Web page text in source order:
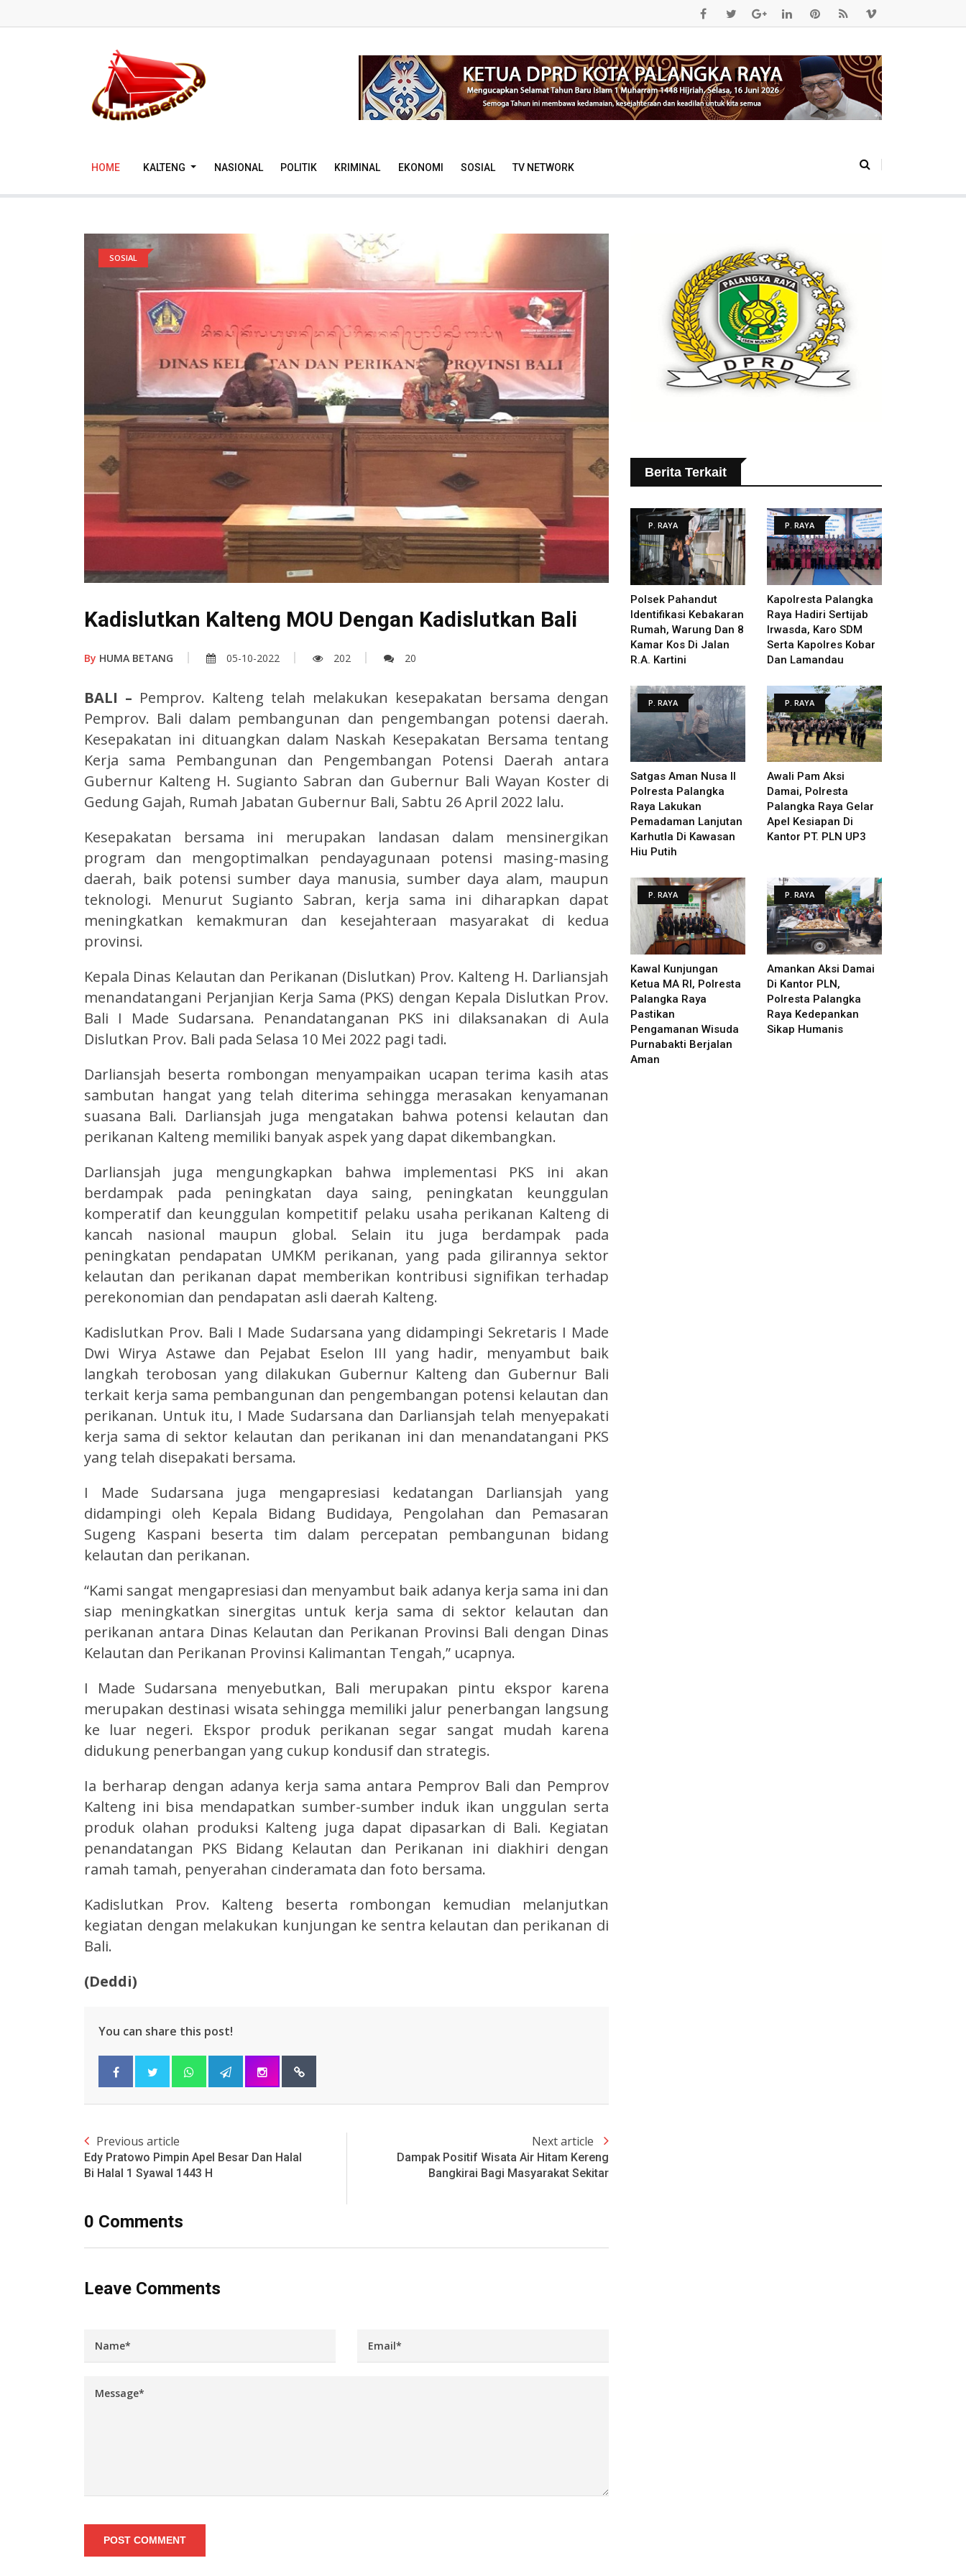
HOME KALTENG NASIONAL POLITIK KRIMINAL EKONOMI SOSIAL TV NETWORK
SOSIAL
Kadislutkan Kalteng MOU Dengan Kadislutkan Bali
By HUMA BETANG 05-10-2022 202 20
BALI – Pemprov. Kalteng telah melakukan kesepakatan bersama dengan
Pemprov. Bali dalam pembangunan dan pengembangan potensi daerah.
Kesepakatan ini dituangkan dalam Naskah Kesepakatan Bersama tentang
Kerja sama Pembangunan dan Pengembangan Potensi Daerah antara
Gubernur Kalteng H. Sugianto Sabran dan Gubernur Bali Wayan Koster di
Gedung Gajah, Rumah Jabatan Gubernur Bali, Sabtu 26 April 2022 lalu.
Kesepakatan bersama ini merupakan landasan dalam mensinergikan
program dan mengoptimalkan pendayagunaan potensi masing-masing
daerah, baik potensi sumber daya manusia, sumber daya alam, maupun
teknologi. Menurut Sugianto Sabran, kerja sama ini diharapkan dapat
meningkatkan kemakmuran dan kesejahteraan masyarakat di kedua
provinsi.
Kepala Dinas Kelautan dan Perikanan (Dislutkan) Prov. Kalteng H. Darliansjah
menandatangani Perjanjian Kerja Sama (PKS) dengan Kepala Dislutkan Prov.
Bali I Made Sudarsana. Penandatanganan PKS ini dilaksanakan di Aula
Dislutkan Prov. Bali pada Selasa 10 Mei 2022 pagi tadi.
Darliansjah beserta rombongan menyampaikan ucapan terima kasih atas
sambutan hangat yang telah diterima sehingga merasakan kenyamanan
suasana Bali. Darliansjah juga mengatakan bahwa potensi kelautan dan
perikanan Kalteng memiliki banyak aspek yang dapat dikembangkan.
Darliansjah juga mengungkapkan bahwa implementasi PKS ini akan
berdampak pada peningkatan daya saing, peningkatan keunggulan
komperatif dan keunggulan kompetitif pelaku usaha perikanan Kalteng di
kancah nasional maupun global. Selain itu juga berdampak pada
peningkatan pendapatan UMKM perikanan, yang pada gilirannya sektor
kelautan dan perikanan dapat memberikan kontribusi signifikan terhadap
perekonomian dan pendapatan asli daerah Kalteng.
Kadislutkan Prov. Bali I Made Sudarsana yang didampingi Sekretaris I Made
Dwi Wirya Astawe dan Pejabat Eselon III yang hadir, menyambut baik
langkah terobosan yang dilakukan Gubernur Kalteng dan Gubernur Bali
terkait kerja sama pembangunan dan pengembangan potensi kelautan dan
perikanan. Untuk itu, I Made Sudarsana dan Darliansjah telah menyepakati
kerja sama di sektor kelautan dan perikanan ini dan menandatangani PKS
yang telah disepakati bersama.
I Made Sudarsana juga mengapresiasi kedatangan Darliansjah yang
didampingi oleh Kepala Bidang Budidaya, Pengolahan dan Pemasaran
Sugeng Kaspani beserta tim dalam percepatan pembangunan bidang
kelautan dan perikanan.
“Kami sangat mengapresiasi dan menyambut baik adanya kerja sama ini dan
siap meningkatkan sinergitas untuk kerja sama di sektor kelautan dan
perikanan antara Dinas Kelautan dan Perikanan Provinsi Bali dengan Dinas
Kelautan dan Perikanan Provinsi Kalimantan Tengah,” ucapnya.
I Made Sudarsana menyebutkan, Bali merupakan pintu ekspor karena
merupakan destinasi wisata sehingga memiliki jalur penerbangan langsung
ke luar negeri. Ekspor produk perikanan segar sangat mudah karena
didukung penerbangan yang cukup kondusif dan strategis.
Ia berharap dengan adanya kerja sama antara Pemprov Bali dan Pemprov
Kalteng ini bisa mendapatkan sumber-sumber induk ikan unggulan serta
produk olahan produksi Kalteng juga dapat dipasarkan di Bali. Kegiatan
penandatangan PKS Bidang Kelautan dan Perikanan ini diakhiri dengan
ramah tamah, penyerahan cinderamata dan foto bersama.
Kadislutkan Prov. Kalteng beserta rombongan kemudian melanjutkan
kegiatan dengan melakukan kunjungan ke sentra kelautan dan perikanan di
Bali.
(Deddi)
You can share this post!
Previous article
Edy Pratowo Pimpin Apel Besar Dan Halal
Bi Halal 1 Syawal 1443 H
Next article
Dampak Positif Wisata Air Hitam Kereng
Bangkirai Bagi Masyarakat Sekitar
0 Comments
Leave Comments
POST COMMENT
Berita Terkait
P. RAYA
Polsek Pahandut
Identifikasi Kebakaran
Rumah, Warung Dan 8
Kamar Kos Di Jalan
R.A. Kartini
P. RAYA
Kapolresta Palangka
Raya Hadiri Sertijab
Irwasda, Karo SDM
Serta Kapolres Kobar
Dan Lamandau
P. RAYA
Satgas Aman Nusa II
Polresta Palangka
Raya Lakukan
Pemadaman Lanjutan
Karhutla Di Kawasan
Hiu Putih
P. RAYA
Awali Pam Aksi
Damai, Polresta
Palangka Raya Gelar
Apel Kesiapan Di
Kantor PT. PLN UP3
P. RAYA
Kawal Kunjungan
Ketua MA RI, Polresta
Palangka Raya
Pastikan
Pengamanan Wisuda
Purnabakti Berjalan
Aman
P. RAYA
Amankan Aksi Damai
Di Kantor PLN,
Polresta Palangka
Raya Kedepankan
Sikap Humanis